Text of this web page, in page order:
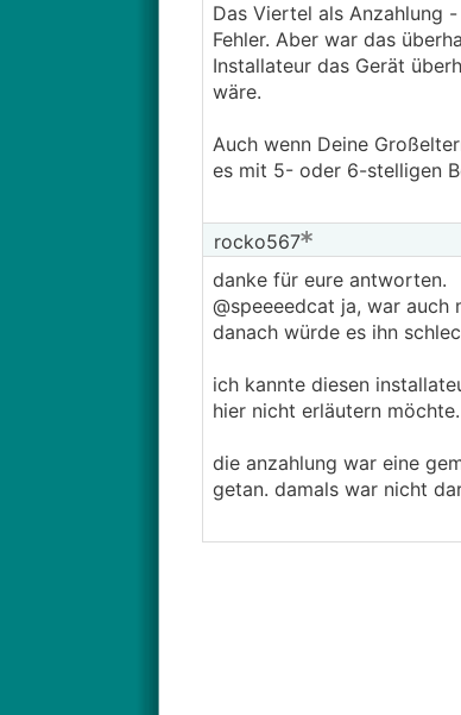
Das Viertel als Anzahlung
Fehler. Aber war das
Installateur das Gerät
wäre.
Auch wenn Deine
es mit 5- oder 6-stelligen
rocko567
danke für eure antworten.
@speeeedcat ja, war auch
danach würde es ihn
ich kannte diesen
hier nicht erläutern
die anzahlung war eine
getan. damals war nicht